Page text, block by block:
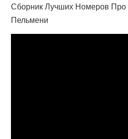
Сборник Лучших Номеров Про
Пельмени